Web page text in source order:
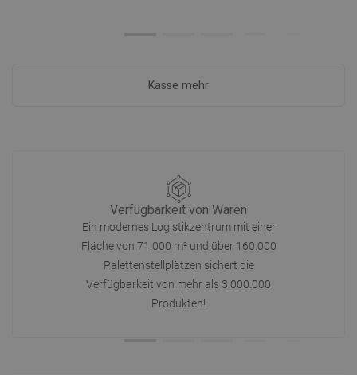
Kasse mehr
Verfügbarkeit von Waren
Ein modernes Logistikzentrum mit einer
Fläche von 71.000 m² und über 160.000
Palettenstellplätzen sichert die
Verfügbarkeit von mehr als 3.000.000
Produkten!